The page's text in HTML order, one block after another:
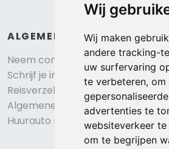
Wij
Wij maken
andere tracking-
uw surfervaring
te verbeteren, om
advertenties te
websiteverkeer te
om te begrijpen
ALGEMEEN
Neem contact op
Schrijf je in voor onze nieuwsbrief
Reisverzekering afsluiten
Algemene voorwaarden
Huurauto reserveren